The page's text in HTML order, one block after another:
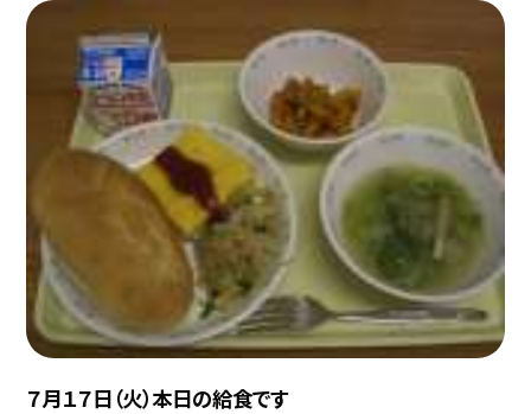
７月１７日（火）本日の給食です